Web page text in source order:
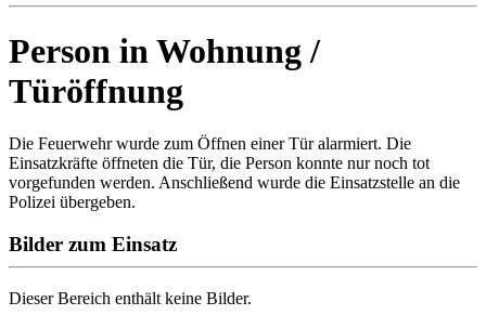
Person in Wohnung /
Türöffnung
Die Feuerwehr wurde zum Öffnen einer Tür alarmiert. Die
Einsatzkräfte öffneten die Tür, die Person konnte nur noch tot
vorgefunden werden. Anschließend wurde die Einsatzstelle an die
Polizei übergeben.
Bilder zum Einsatz
Dieser Bereich enthält keine Bilder.